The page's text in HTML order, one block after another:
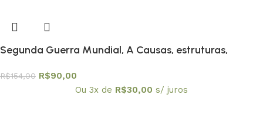
Segunda Guerra Mundial, A Causas, estruturas,
R$154,00 R$90,00
Ou 3x de R$30,00 s/ juros